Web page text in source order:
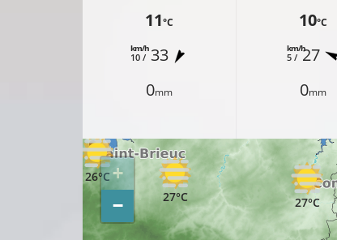
11°C
10 /
km/h 33
0mm
10°C
5 /
km/h27
0mm
27°C
27°C
26°C +
−